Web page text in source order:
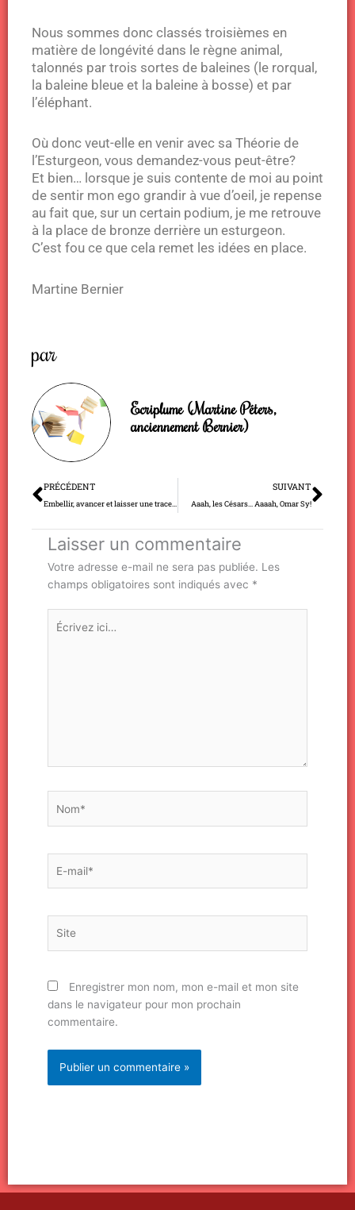
Nous sommes donc classés troisièmes en
matière de longévité dans le règne animal,
talonnés par trois sortes de baleines (le rorqual,
la baleine bleue et la baleine à bosse) et par
l’éléphant.
Où donc veut-elle en venir avec sa Théorie de
l’Esturgeon, vous demandez-vous peut-être?
Et bien… lorsque je suis contente de moi au point
de sentir mon ego grandir à vue d’oeil, je repense
au fait que, sur un certain podium, je me retrouve
à la place de bronze derrière un esturgeon.
C’est fou ce que cela remet les idées en place.
Martine Bernier
par
Ecriplume (Martine Péters,
anciennement Bernier)
Précédent
PRÉCÉDENT
Embellir, avancer et laisser une trace…
SUIVANT
Aaah, les Césars… Aaaah, Omar Sy!
Laisser un commentaire
Votre adresse e-mail ne sera pas publiée. Les
champs obligatoires sont indiqués avec *
Écrivez
ici…
mail*
Enregistrer mon nom, mon e-mail et mon site
dans le navigateur pour mon prochain
commentaire.